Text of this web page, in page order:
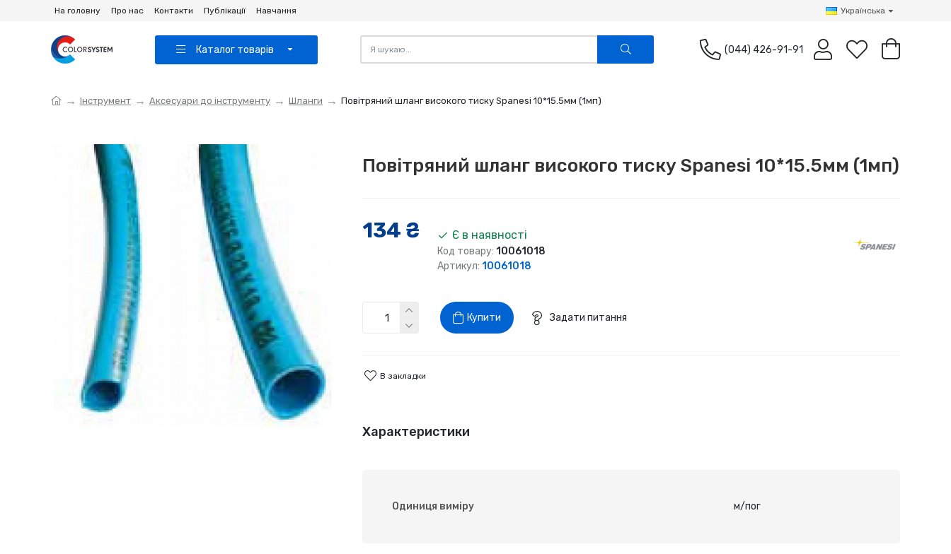
На головну Про нас Контакти Публікації Навчання Українська
Каталог товарів (044) 426-91-91
Інструмент Аксесуари до інструменту Шланги Повітряний шланг високого тиску Spanesi 10*15.5мм (1мп)
Повітряний шланг високого тиску Spanesi 10*15.5мм (1мп)
134 ₴ Є в наявності
Код товару: 10061018
Артикул: 10061018
Купити Задати питання
В закладки
Характеристики
Одиниця виміру м/пог